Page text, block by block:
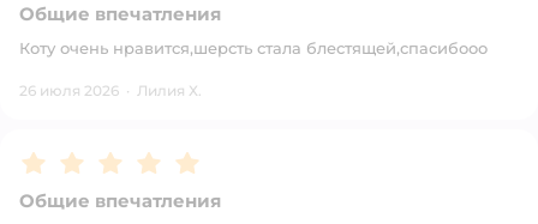
Общие впечатления
Коту очень нравится,шерсть стала блестящей,спасибооо
26 июля 2026 · Лилия Х.
Рейтинг:5
Общие впечатления